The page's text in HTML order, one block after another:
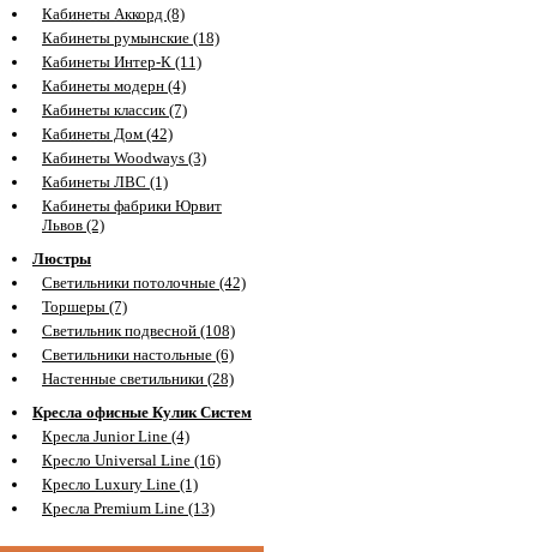
Кабинеты Аккорд (8)
Кабинеты румынские (18)
Кабинеты Интер-К (11)
Кабинеты модерн (4)
Кабинеты классик (7)
Кабинеты Дом (42)
Кабинеты Woodways (3)
Кабинеты ЛВС (1)
Кабинеты фабрики Юрвит
Львов (2)
Люстры
Светильники потолочные (42)
Торшеры (7)
Светильник подвесной (108)
Светильники настольные (6)
Настенные светильники (28)
Кресла офисные Кулик Систем
Кресла Junior Line (4)
Кресло Universal Line (16)
Кресло Luxury Line (1)
Кресла Premium Line (13)